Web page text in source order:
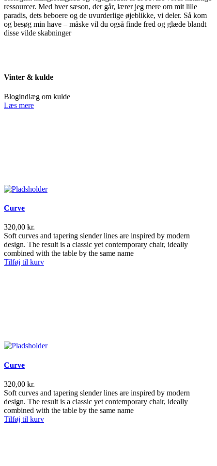
ressourcer. Med hver sæson, der går, lærer jeg mere om mit lille
paradis, dets beboere og de uvurderlige øjeblikke, vi deler. Så kom
og besøg min have – måske vil du også finde fred og glæde blandt
disse vilde skabninger
Vinter & kulde
Blogindlæg om kulde
Læs mere
Curve
320,00 kr.
Soft curves and tapering slender lines are inspired by modern
design. The result is a classic yet contemporary chair, ideally
combined with the table by the same name
Tilføj til kurv
Curve
320,00 kr.
Soft curves and tapering slender lines are inspired by modern
design. The result is a classic yet contemporary chair, ideally
combined with the table by the same name
Tilføj til kurv